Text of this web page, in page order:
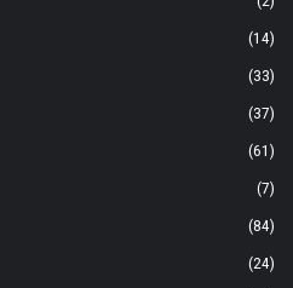
(14)
(33)
(37)
(61)
(7)
(84)
(24)